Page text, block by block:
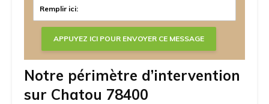
Notre périmètre d’intervention
sur Chatou 78400